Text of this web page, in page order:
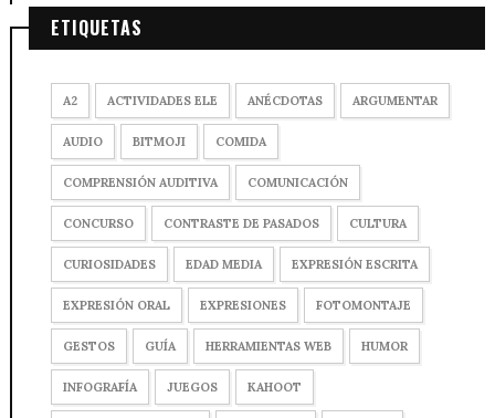
ETIQUETAS
A2 ACTIVIDADES ELE ANÉCDOTAS ARGUMENTAR
AUDIO BITMOJI COMIDA
COMPRENSIÓN AUDITIVA COMUNICACIÓN
CONCURSO CONTRASTE DE PASADOS CULTURA
CURIOSIDADES EDAD MEDIA EXPRESIÓN ESCRITA
EXPRESIÓN ORAL EXPRESIONES FOTOMONTAJE
GESTOS GUÍA HERRAMIENTAS WEB HUMOR
INFOGRAFÍA JUEGOS KAHOOT